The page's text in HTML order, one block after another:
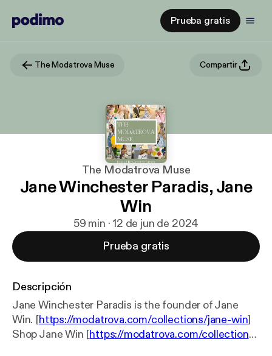
Prueba gratis
The Modatrova Muse Compartir
The Modatrova Muse
Jane Winchester Paradis, Jane
Win
59 min · 12 de jun de 2024
Prueba gratis
Descripción
Jane Winchester Paradis is the founder of Jane
Win. [https://modatrova.com/collections/jane-win]
Shop Jane Win [https://modatrova.com/collections/